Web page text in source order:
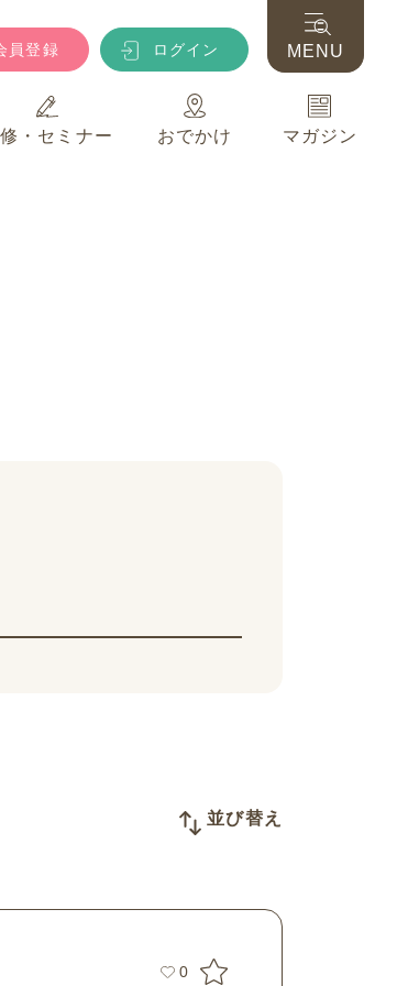
員登録 ログイン
・セミナー おでかけ マガジン
MENU
並び替え
0